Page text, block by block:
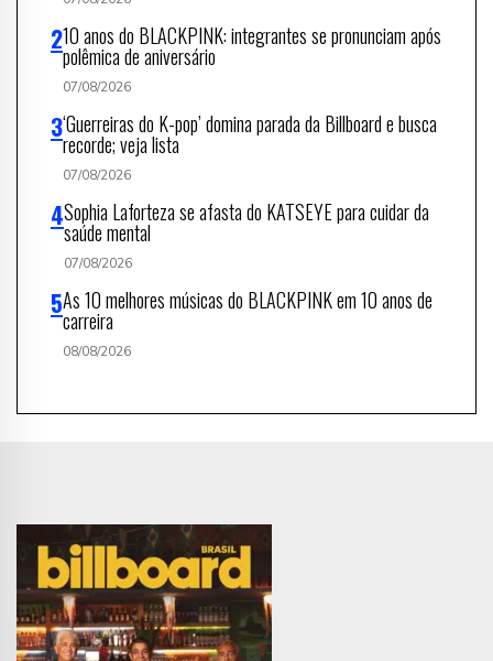
10 anos do BLACKPINK: integrantes se pronunciam após
polêmica de aniversário
07/08/2026
‘Guerreiras do K-pop’ domina parada da Billboard e busca
recorde; veja lista
07/08/2026
Sophia Laforteza se afasta do KATSEYE para cuidar da
saúde mental
07/08/2026
As 10 melhores músicas do BLACKPINK em 10 anos de
carreira
08/08/2026